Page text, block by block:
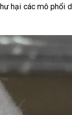
hại các mô phổi